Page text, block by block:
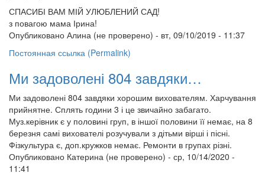
СПАСИБІ ВАМ МІЙ УЛЮБЛЕНИЙ САД!
з повагою мама Ірина!
Опубликовано Алина (не проверено) - вт, 09/10/2019 - 11:37
Постоянная ссылка (Permalink)
Ми задоволені 804 завдяки…
Ми задоволені 804 завдяки хорошим вихователям. Харчування
прийнятне. Сплять години 3 і це звичайно забагато.
Муз.керівник є у половині груп, в іншої половини її немає, на 8
березня самі вихователі розучували з дітьми вірші і пісні.
Фізкультура є, доп.кружков немає. Ремонти в групах різні.
Опубликовано Катерина (не проверено) - ср, 10/14/2020 -
11:41